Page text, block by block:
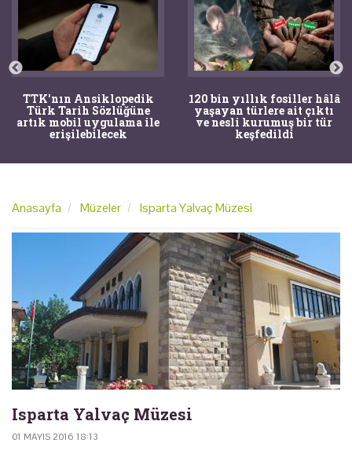
TTK'nın Ansiklopedik
Türk Tarih Sözlüğüne
artık mobil uygulama ile
erişilebilecek
120 bin yıllık fosiller hâlâ
yaşayan türlere ait çıktı
ve nesli kurumuş bir tür
keşfedildi
Anasayfa Müzeler Isparta Yalvaç Müzesi
Isparta Yalvaç Müzesi
01 MAYIS 2016 18:13